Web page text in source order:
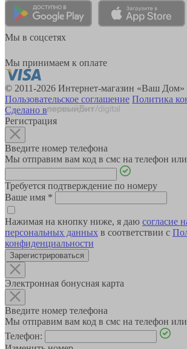
Мы в соцсетях
Мы принимаем к оплате
© 2011-2026 Интернет-магазин «Ваш Дом»
Пользовательское соглашение Политика
Сделано в
Регистрация
Введите номер телефона
Мы отправим вам код в смс на телефон
Требуется подтверждение по номеру
Ваше имя *
Нажимая на кнопку ниже, я даю согласие
персональных данных в соответствии с
конфиденциальности
Зарегистрироваться
Электронная бонусная карта
Введите номер телефона
Мы отправим вам код в смс на телефон
Телефон: